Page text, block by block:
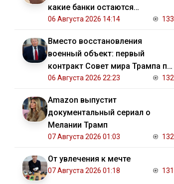
какие банки остаются
должниками государства
06 Августа 2026 14:14 133
Вместо восстановления
военный объект: первый
контракт Совет мира Трампа по
Газе
06 Августа 2026 22:23 132
Amazon выпустит
документальный сериал о
Мелании Трамп
07 Августа 2026 01:03 132
От увлечения к мечте
07 Августа 2026 01:18 131